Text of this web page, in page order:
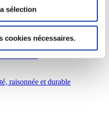
sélection
cookies nécessaires.
raisonnée et durable